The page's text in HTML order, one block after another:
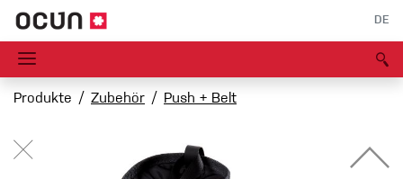
DE
Produkte Zubehör Push + Belt